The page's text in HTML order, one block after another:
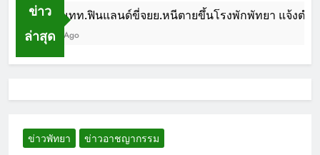
ข่าว
ล่าสุด
ชลบุรี นทท.ฟินแลนด์ขี่จยย.หนีตายขึ้นโรงพักพัทยา แจ้งตำรว
1 Month Ago
ข่าวพัทยา ข่าวอาชญากรรม